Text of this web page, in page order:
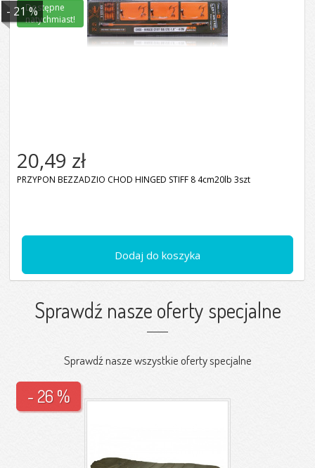
Dodaj do koszyka
- 21 %
20,49 zł
PRZYPON BEZZADZIO CHOD HINGED STIFF 8 4cm20lb 3szt
Dostępne
natychmiast!
Sprawdź nasze oferty specjalne
Sprawdź nasze wszystkie oferty specjalne
- 26 %